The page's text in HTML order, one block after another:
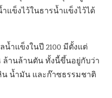
แข็งไว้ในธารน้ำแข็งไว้ได้
ำแข็งในปี 2100 มีตั้งแต่
ล้านล้านตัน ทั้งนี้ขึ้นอยู่กับว่า
น้ำมัน และก๊าซธรรมชาติ